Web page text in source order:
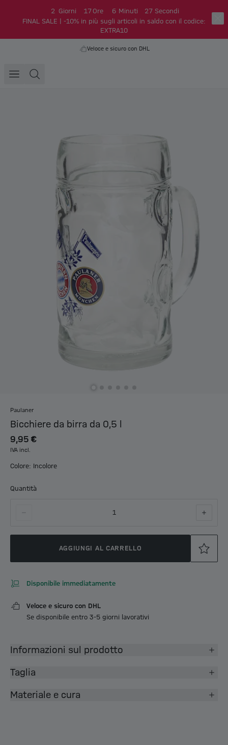
2 Giorni 17 Ore 6 Minuti 27 Secondi
FINAL SALE | -10% in più sugli articoli in saldo con il codice:
EXTRA10
Veloce e sicuro con DHL
Paulaner
Bicchiere da birra da 0,5 l
9,95 €
IVA incl.
Colore: Incolore
Quantità
1
AGGIUNGI AL CARRELLO
Disponibile immediatamente
Veloce e sicuro con DHL
Se disponibile entro 3-5 giorni lavorativi
Informazioni sul prodotto
Taglia
Materiale e cura